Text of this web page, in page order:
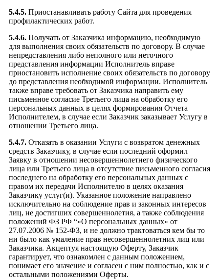
5.4.5. Приостанавливать работу Сайта для проведения
профилактических работ.
5.4.6. Получать от Заказчика информацию, необходимую
для выполнения своих обязательств по договору. В случае
непредставления либо неполного или неточного
представления информации Исполнитель вправе
приостановить исполнение своих обязательств по договору
до представления необходимой информации. Исполнитель
также вправе требовать от Заказчика направить ему
письменное согласие Третьего лица на обработку его
персональных данных в целях формирования Отчета
Исполнителем, в случае если Заказчик заказывает Услугу в
отношении Третьего лица.
5.4.7. Отказать в оказании Услуги с возвратом денежных
средств Заказчику, в случае если последний оформил
Заявку в отношении несовершеннолетнего физического
лица или Третьего лица в отсутствие письменного согласия
последнего на обработку его персональных данных с
правом их передачи Исполнителю в целях оказания
Заказчику услуг(и). Указанное положение направлено
исключительно на соблюдение прав и законных интересов
лиц, не достигших совершеннолетия, а также соблюдения
положений ФЗ РФ “»О персональных данных» от
27.07.2006 № 152-ФЗ, и не должно трактоваться кем бы то
ни было как умаление прав несовершеннолетних лиц или
Заказчика. Акцептуя настоящую Оферту, Заказчик
гарантирует, что ознакомлен с данным положением,
понимает его значение и согласен с ним полностью, как и с
остальными положениями Оферты.